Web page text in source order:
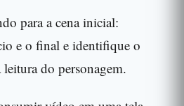
para a cena inicial:
e o final e identifique o
do personagem.